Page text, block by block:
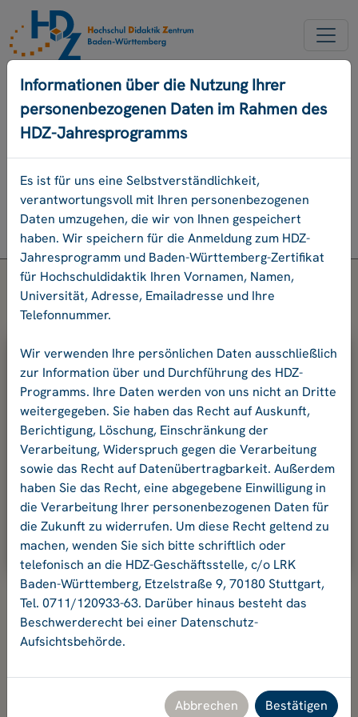
NEUER ACCOUNT
PASSWORD VERGESSEN
ENGLISCH
Programm
Login
Bitte geben Sie Ihre E-Mail-Adresse
und Ihr Passwort an.
E-Mail-Adresse:
Passwort:
Ok
Hochschuldidaktikzentrum Baden-Württemberg
Etzelstraße 9, 70180 Stuttgart, Tel. +49 711 120933-63,
Informationen über die Nutzung Ihrer
personenbezogenen Daten im Rahmen des
HDZ-Jahresprogramms
Es ist für uns eine Selbstverständlichkeit,
verantwortungsvoll mit Ihren personenbezogenen
Daten umzugehen, die wir von Ihnen gespeichert
haben. Wir speichern für die Anmeldung zum HDZ-
Jahresprogramm und Baden-Württemberg-Zertifikat
für Hochschuldidaktik Ihren Vornamen, Namen,
Universität, Adresse, Emailadresse und Ihre
Telefonnummer.
Wir verwenden Ihre persönlichen Daten ausschließlich
zur Information über und Durchführung des HDZ-
Programms. Ihre Daten werden von uns nicht an Dritte
weitergegeben. Sie haben das Recht auf Auskunft,
Berichtigung, Löschung, Einschränkung der
Verarbeitung, Widerspruch gegen die Verarbeitung
sowie das Recht auf Datenübertragbarkeit. Außerdem
haben Sie das Recht, eine abgegebene Einwilligung in
die Verarbeitung Ihrer personenbezogenen Daten für
die Zukunft zu widerrufen. Um diese Recht geltend zu
machen, wenden Sie sich bitte schriftlich oder
telefonisch an die HDZ-Geschäftsstelle, c/o LRK
Baden-Württemberg, Etzelstraße 9, 70180 Stuttgart,
Tel. 0711/120933-63. Darüber hinaus besteht das
Beschwerderecht bei einer Datenschutz-
Aufsichtsbehörde.
Abbrechen Bestätigen